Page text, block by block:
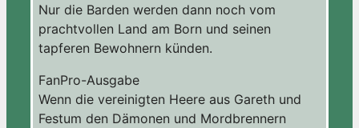
Nur die Barden werden dann noch vom
prachtvollen Land am Born und seinen
tapferen Bewohnern künden.
FanPro-Ausgabe
Wenn die vereinigten Heere aus Gareth und
Festum den Dämonen und Mordbrennern